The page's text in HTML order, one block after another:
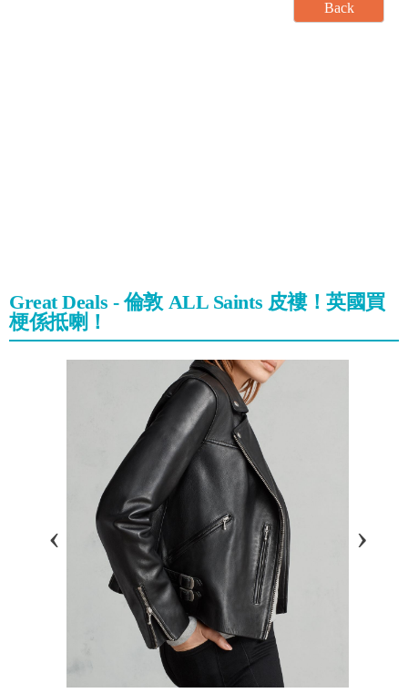
Great Deals - 倫敦 ALL Saints 皮褸！英國買
梗係抵喇！